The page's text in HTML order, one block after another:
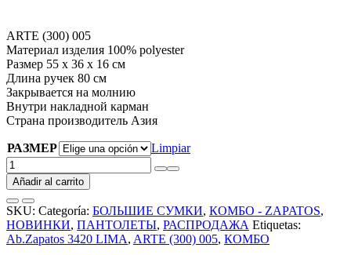
ARTE (300) 005
Материал изделия 100% polyester
Размер 55 х 36 х 16 см
Длина ручек 80 см
Закрывается на молнию
Внутри накладной карман
Страна производитель Азия
РАЗМЕР
Limpiar
Акция
Ab.Zapatos
3420
Lima
+
ARTE
(300)
Añadir al carrito
SKU: Categoría: БОЛЬШИЕ СУМКИ, КОМБО - ZAPATOS,
НОВИНКИ, ПАНТОЛЕТЫ, РАСПРОДАЖА Etiquetas:
Ab.Zapatos 3420 LIMA, ARTE (300) 005, КОМБО